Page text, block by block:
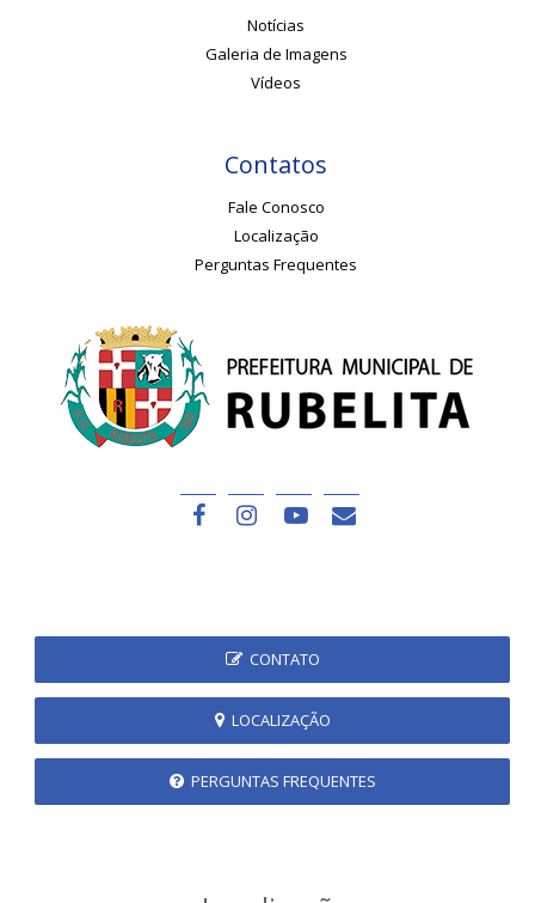
Notícias
Galeria de Imagens
Vídeos
Contatos
Fale Conosco
Localização
Perguntas Frequentes
CONTATO
LOCALIZAÇÃO
PERGUNTAS FREQUENTES